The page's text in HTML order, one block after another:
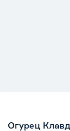
Огурец